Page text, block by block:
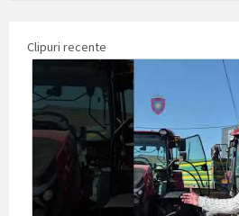
Clipuri recente